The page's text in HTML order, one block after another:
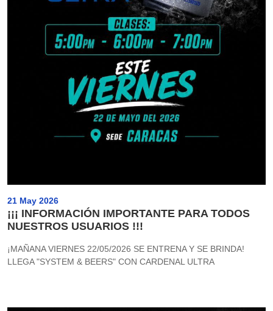
21 May 2026
¡¡¡ INFORMACIÓN IMPORTANTE PARA TODOS
NUESTROS USUARIOS !!!
¡MAÑANA VIERNES 22/05/2026 SE ENTRENA Y SE BRINDA!
LLEGA "SYSTEM & BEERS" CON CARDENAL ULTRA